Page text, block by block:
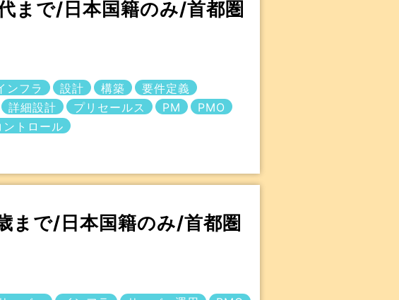
まで/日本国籍のみ/首都圏
ンフラ 設計 構築
要件定義
詳細設計 プリセールス PM
PMO
トロール
まで/日本国籍のみ/首都圏